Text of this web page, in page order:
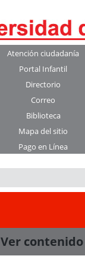
Atención ciudadanía
Portal Infantil
Directorio
Correo
Biblioteca
Mapa del sitio
Pago en Línea
Ver contenido